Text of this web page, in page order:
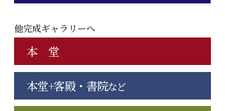
他完成ギャラリーへ
本 堂
本堂+客殿・書院など